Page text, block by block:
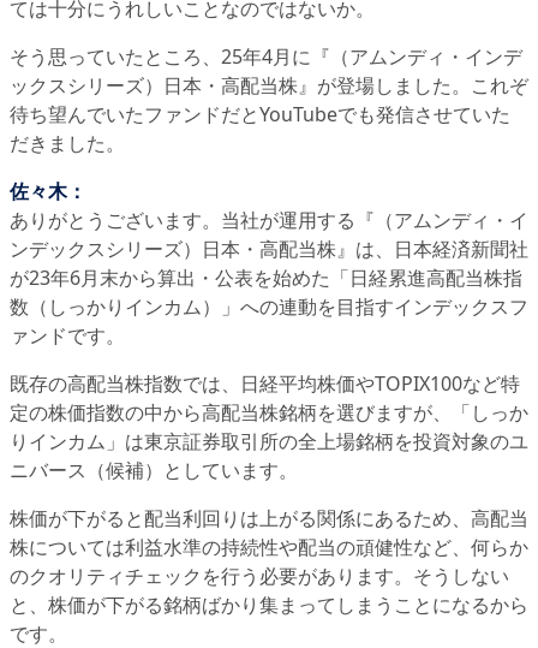
ては十分にうれしいことなのではないか。
そう思っていたところ、25年4月に『（アムンディ・インデ
ックスシリーズ）日本・高配当株』が登場しました。これぞ
待ち望んでいたファンドだとYouTubeでも発信させていた
だきました。
佐々木：
ありがとうございます。当社が運用する『（アムンディ・イ
ンデックスシリーズ）日本・高配当株』は、日本経済新聞社
が23年6月末から算出・公表を始めた「日経累進高配当株指
数（しっかりインカム）」への連動を目指すインデックスフ
ァンドです。
既存の高配当株指数では、日経平均株価やTOPIX100など特
定の株価指数の中から高配当株銘柄を選びますが、「しっか
りインカム」は東京証券取引所の全上場銘柄を投資対象のユ
ニバース（候補）としています。
株価が下がると配当利回りは上がる関係にあるため、高配当
株については利益水準の持続性や配当の頑健性など、何らか
のクオリティチェックを行う必要があります。そうしない
と、株価が下がる銘柄ばかり集まってしまうことになるから
です。